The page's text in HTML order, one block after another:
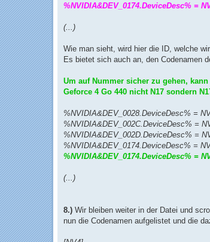
%NVIDIA&DEV_0174.DeviceDesc% =
(...)
Wie man sieht, wird hier die ID, welche
Es bietet sich auch an, den Codenamen
Um auf Nummer sicher zu gehen,
Geforce 4 Go 440 nicht N17 sondern
%NVIDIA&DEV_0028.DeviceDesc% =
%NVIDIA&DEV_002C.DeviceDesc% =
%NVIDIA&DEV_002D.DeviceDesc% =
%NVIDIA&DEV_0174.DeviceDesc% =
%NVIDIA&DEV_0174.DeviceDesc% =
(...)
8.) Wir bleiben weiter in der Datei und
nun die Codenamen aufgelistet und die